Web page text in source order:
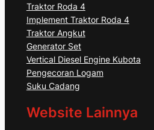
Traktor Roda 4
Implement Traktor Roda 4
Traktor Angkut
Generator Set
Vertical Diesel Engine Kubota
Pengecoran Logam
Suku Cadang
Website Lainnya